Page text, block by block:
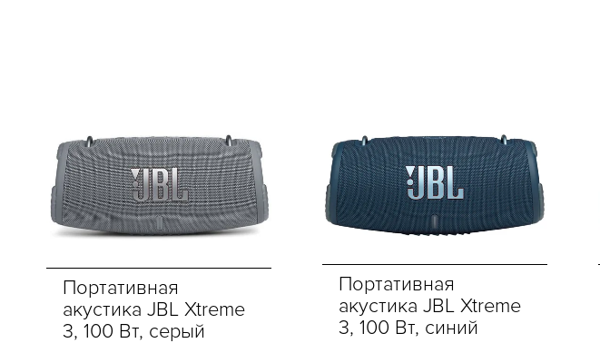
Портативная
акустика JBL Xtreme
3, 100 Вт, серый
Портативная
акустика JBL Xtreme
3, 100 Вт, синий